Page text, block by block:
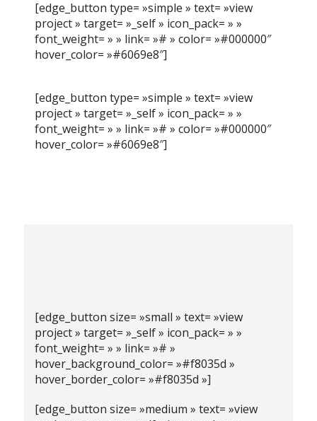
[edge_button type= »simple » text= »view
project » target= »_self » icon_pack= » »
font_weight= » » link= »# » color= »#000000″
hover_color= »#6069e8″]
[edge_button type= »simple » text= »view
project » target= »_self » icon_pack= » »
font_weight= » » link= »# » color= »#000000″
hover_color= »#6069e8″]
[edge_button size= »small » text= »view
project » target= »_self » icon_pack= » »
font_weight= » » link= »# »
hover_background_color= »#f8035d »
hover_border_color= »#f8035d »]
[edge_button size= »medium » text= »view